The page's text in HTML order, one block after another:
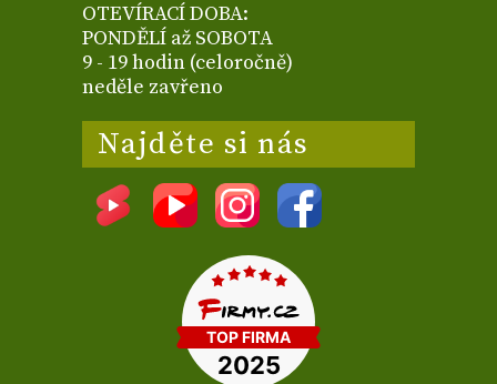
OTEVÍRACÍ DOBA:
PONDĚLÍ až SOBOTA
9 - 19 hodin (celoročně)
neděle zavřeno
Najděte si nás